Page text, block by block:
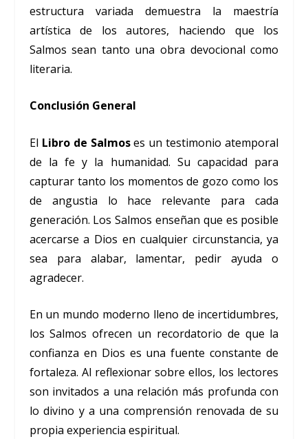
estructura variada demuestra la maestría
artística de los autores, haciendo que los
Salmos sean tanto una obra devocional como
literaria.
Conclusión General
El Libro de Salmoses un testimonio atemporal
de la fe y la humanidad. Su capacidad para
capturar tanto los momentos de gozo como los
de angustia lo hace relevante para cada
generación. Los Salmos enseñan que es posible
acercarse a Dios en cualquier circunstancia, ya
sea para alabar, lamentar, pedir ayuda o
agradecer.
En un mundo moderno lleno de incertidumbres,
los Salmos ofrecen un recordatorio de que la
confianza en Dios es una fuente constante de
fortaleza. Al reflexionar sobre ellos, los lectores
son invitados a una relación más profunda con
lo divino y a una comprensión renovada de su
propia experiencia espiritual.